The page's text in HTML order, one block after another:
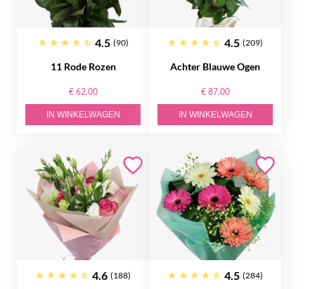
4.5 (90)
11 Rode Rozen
€ 62.00
IN WINKELWAGEN
4.5 (209)
Achter Blauwe Ogen
€ 87.00
IN WINKELWAGEN
4.6 (188) 4.5 (284)